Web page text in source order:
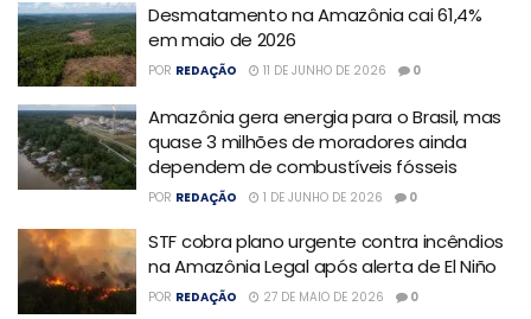
Desmatamento na Amazônia cai 61,4%
em maio de 2026
POR REDAÇÃO 11 DE JUNHO DE 2026 0
Amazônia gera energia para o Brasil, mas
quase 3 milhões de moradores ainda
dependem de combustíveis fósseis
POR REDAÇÃO 1 DE JUNHO DE 2026 0
STF cobra plano urgente contra incêndios
na Amazônia Legal após alerta de El Niño
POR REDAÇÃO 27 DE MAIO DE 2026 0